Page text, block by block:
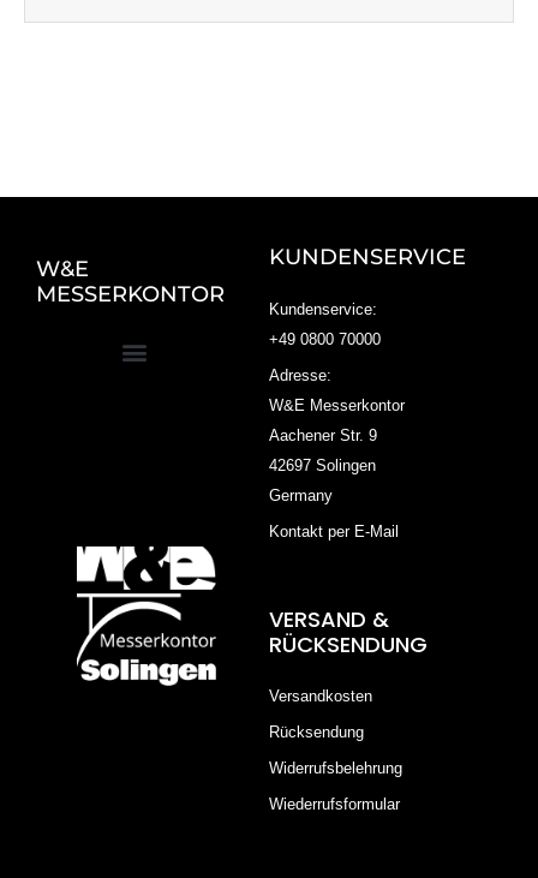
W&E
MESSERKONTOR
KUNDENSERVICE
Kundenservice:
+49 0800 70000
Adresse:
W&E Messerkontor
Aachener Str. 9
42697 Solingen
Germany
Kontakt per E-Mail
VERSAND &
RÜCKSENDUNG
Versandkosten
Rücksendung
Widerrufsbelehrung
Wiederrufsformular